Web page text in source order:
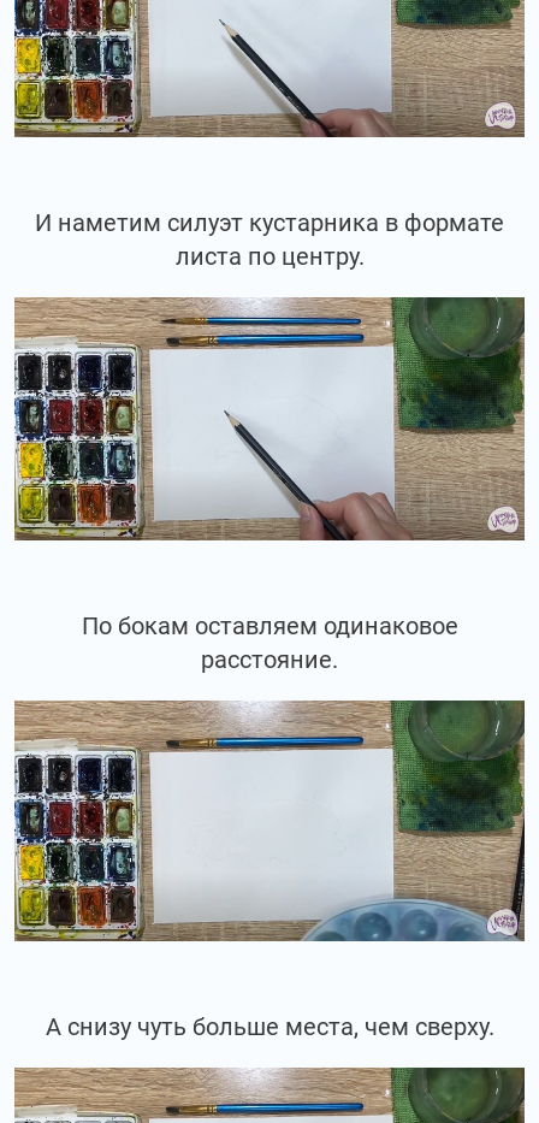
И наметим силуэт кустарника в формате
листа по центру.
По бокам оставляем одинаковое
расстояние.
А снизу чуть больше места, чем сверху.